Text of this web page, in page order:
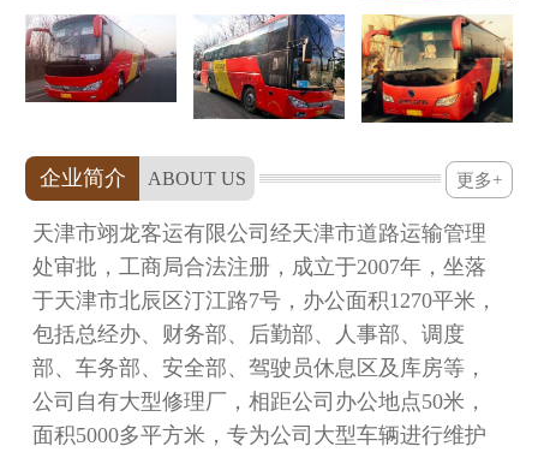
企业简介 ABOUT US 更多+
天津市翊龙客运有限公司经天津市道路运输管理
处审批，工商局合法注册，成立于2007年，坐落
于天津市北辰区汀江路7号，办公面积1270平米，
包括总经办、财务部、后勤部、人事部、调度
部、车务部、安全部、驾驶员休息区及库房等，
公司自有大型修理厂，相距公司办公地点50米，
面积5000多平方米，专为公司大型车辆进行维护